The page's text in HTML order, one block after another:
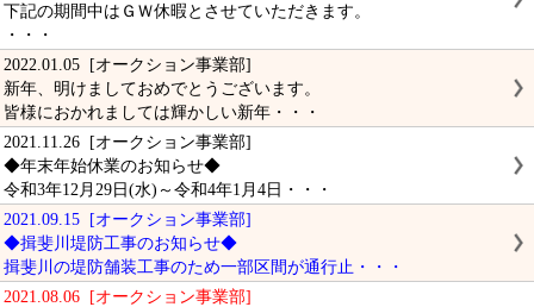
下記の期間中はＧＷ休暇とさせていただきます。
・・・
2022.01.05 [オークション事業部]
新年、明けましておめでとうございます。
皆様におかれましては輝かしい新年・・・
2021.11.26 [オークション事業部]
◆年末年始休業のお知らせ◆
令和3年12月29日(水)～令和4年1月4日・・・
2021.09.15 [オークション事業部]
◆揖斐川堤防工事のお知らせ◆
揖斐川の堤防舗装工事のため一部区間が通行止・・・
2021.08.06 [オークション事業部]